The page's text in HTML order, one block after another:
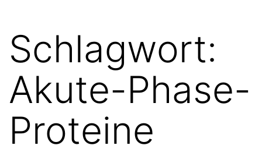
Schlagwort:
Akute-Phase-
Proteine